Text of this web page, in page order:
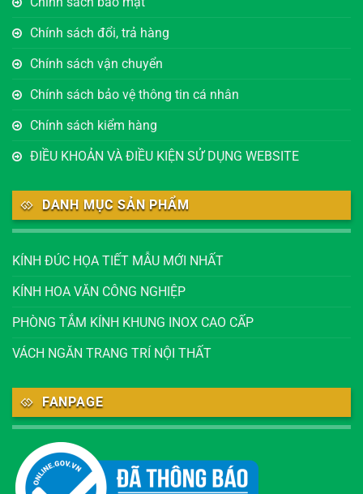
Chính sách đổi, trả hàng
Chính sách vận chuyển
Chính sách bảo vệ thông tin cá nhân
Chính sách kiểm hàng
ĐIỀU KHOẢN VÀ ĐIỀU KIỆN SỬ DỤNG WEBSITE
DANH MỤC SẢN PHẨM
KÍNH ĐÚC HỌA TIẾT MẪU MỚI NHẤT
KÍNH HOA VĂN CÔNG NGHIỆP
PHÒNG TẮM KÍNH KHUNG INOX CAO CẤP
VÁCH NGĂN TRANG TRÍ NỘI THẤT
FANPAGE